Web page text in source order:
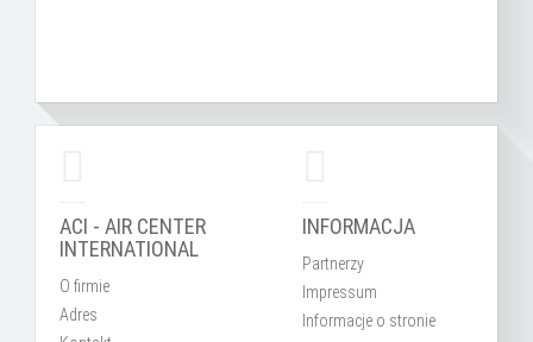
ACI - AIR CENTER
INTERNATIONAL
O firmie
Adres
INFORMACJA
Partnerzy
Impressum
Informacje o stronie